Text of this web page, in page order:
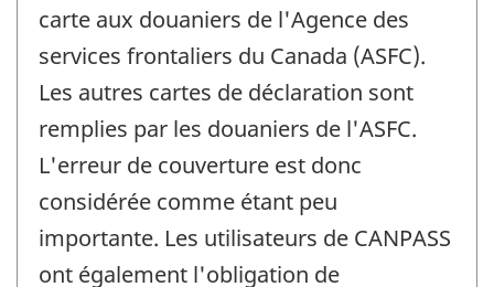
carte aux douaniers de l'Agence des
services frontaliers du Canada (ASFC).
Les autres cartes de déclaration sont
remplies par les douaniers de l'ASFC.
L'erreur de couverture est donc
considérée comme étant peu
importante. Les utilisateurs de CANPASS
ont également l'obligation de